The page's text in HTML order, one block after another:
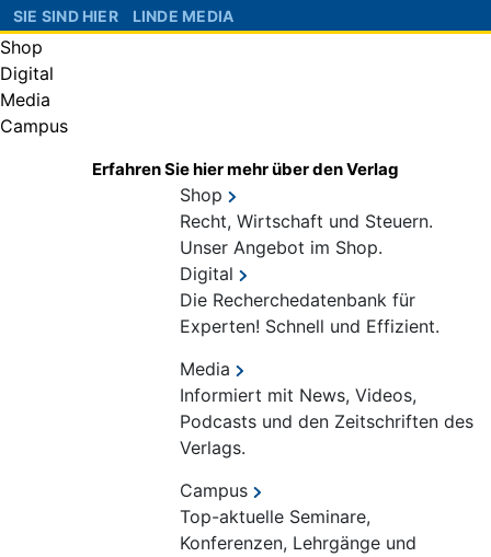
SIE SIND HIER LINDE MEDIA
Shop
Digital
Media
Campus
Erfahren Sie hier mehr über den Verlag
Shop
Recht, Wirtschaft und Steuern.
Unser Angebot im Shop.
Digital
Die Recherchedatenbank für
Experten! Schnell und Effizient.
Media
Informiert mit News, Videos,
Podcasts und den Zeitschriften des
Verlags.
Campus
Top-aktuelle Seminare,
Konferenzen, Lehrgänge und